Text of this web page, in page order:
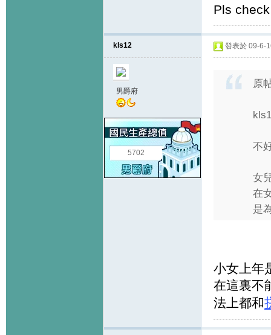
Pls
kls12
男爵府
5702
發表於 09-6-
原
不
女
在
是
小女上年
在這裏不
法上都和